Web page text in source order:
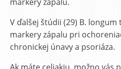
V ďalšej štúdii (29) B. longum
markery zápalu pri
chronickej únavy a psoriáza.